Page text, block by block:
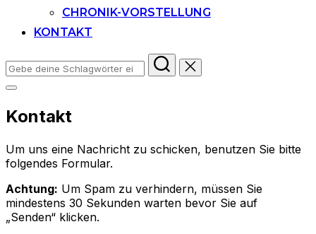
CHRONIK-VORSTELLUNG
KONTAKT
Suchen
nach:
Seitenleiste
Navigation
Kontakt
Um uns eine Nachricht zu schicken, benutzen Sie bitte
folgendes Formular.
Achtung: Um Spam zu verhindern, müssen Sie
mindestens 30 Sekunden warten bevor Sie auf
„Senden“ klicken.